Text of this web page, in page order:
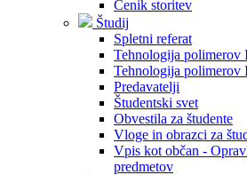
Cenik storitev
Študij
Spletni referat
Tehnologija polimerov
Tehnologija polimerov
Predavatelji
Študentski svet
Obvestila za študente
Vloge in obrazci za
Vpis kot občan -
predmetov